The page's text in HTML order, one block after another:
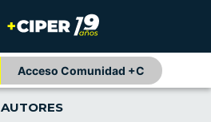
Acceso Comunidad +C
AUTORES